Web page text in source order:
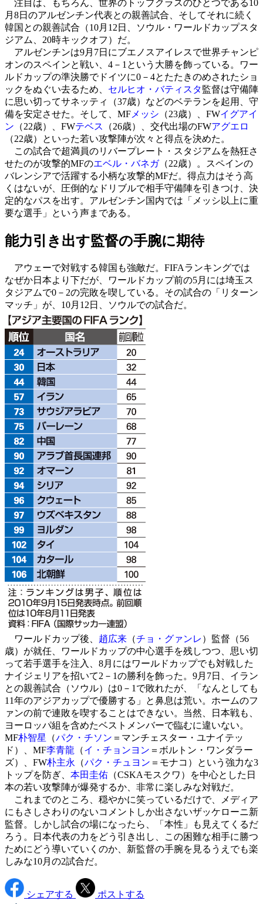
注目は、もちろん、世界のトップクラスのひとつである10
月8日のアルゼンチン代表との親善試合、そしてそれに続く
韓国との親善試合（10月12日、ソウル・ワールドカップスタ
ジアム、20時キックオフ）だ。
アルゼンチンは9月7日にブエノスアイレスで世界チャンピ
オンのスペインと戦い、4－1という大勝を飾っている。ワー
ルドカップの準決勝でドイツに0－4とたたきのめされたショ
ックをぬぐい去るため、 セルヒオ・バティスタ監督は守備陣
に思い切ってサネッティ（37歳）などのベテランを起用、守
備を安定させた。そして、MF メッシ （23歳）、FWイグアイ
ン （22歳）、FWテベス （26歳）、交代出場のFWアグエロ
（22歳）といった若い攻撃陣が次々と得点を決めた。
この試合で超満員のリバープレート・スタジアムを熱狂さ
せたのが攻撃的MFのエベル・バネガ（22歳）。スペインの
バレンシアで活躍する小柄な攻撃的MFだ。得点力はそう高
くはないが、圧倒的なドリブルで相手守備陣を引きつけ、決
定的なパスを出す。アルゼンチン国内では「メッシ以上に重
要な選手」という声まである。
能力引き出す監督の手腕に期待
アウェーで対戦する韓国も強敵だ。FIFAランキングでは
なぜか日本より下だが、ワールドカップ前の5月には埼玉ス
タジアムで0－2の完敗を喫している。その試合の「リターン
マッチ」が、10月12日、ソウルでの試合だ。
ワールドカップ後、 趙広来 （チョ・グァンレ ）監督（56
歳）が就任、ワールドカップの中心選手を残しつつ、思い切
って若手選手を注入、8月にはワールドカップでも対戦した
ナイジェリアを招いて2－1の勝利を飾った。9月7日、イラン
との親善試合（ソウル）は0－1で敗れたが、「なんとしても
11年のアジアカップで優勝する」と鼻息は荒い。ホームのフ
ァンの前で連敗を喫することはできない。当然、日本戦も、
ヨーロッパ組を含めたベストメンバーで臨むに違いない。
MF朴智星 （パク・チソン ＝マンチェスター・ユナイテッ
ド）、MF李青龍 （イ・チョンヨン ＝ボルトン・ワンダラー
ズ）、FW朴主永 （パク・チュヨン ＝モナコ）という強力な3
トップを防ぎ、 本田圭佑 （CSKAモスクワ）を中心とした日
本の若い攻撃陣が爆発するか、非常に楽しみな対戦だ。
これまでのところ、穏やかに笑っているだけで、メディア
にもさしさわりのないコメントしか出さないザッケローニ新
監督。しかし試合の場になったら、「本性」も見えてくるだ
ろう。日本代表の力をどう引き出し、この困難な相手に勝つ
ためにどう導いていくのか、新監督の手腕を見るうえでも楽
しみな10月の2試合だ。
シェアする ポストする